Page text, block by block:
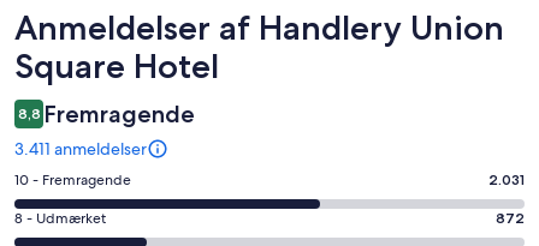
Anmeldelser
Anmeldelser af Handlery Union
Square Hotel
8,8 Fremragende
3.411 anmeldelser
Bedømmelse
på
10
10 - Fremragende 2.031
Bedømmelse
8 - Udmærket 872